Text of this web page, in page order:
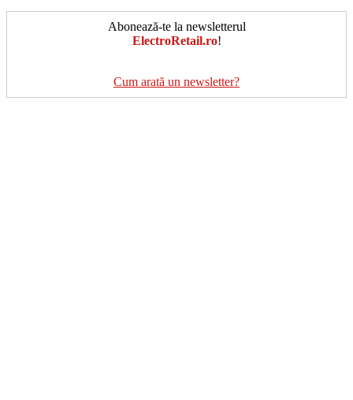
Abonează-te la newsletterul
ElectroRetail.ro!
Cum arată un newsletter?